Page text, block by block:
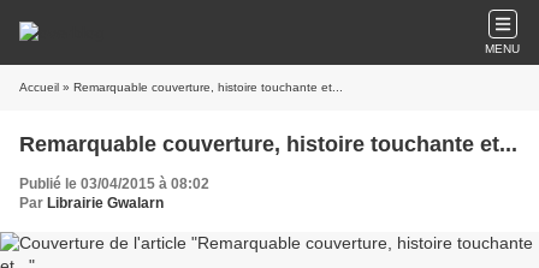
MENU
Accueil » Remarquable couverture, histoire touchante et...
Remarquable couverture, histoire touchante et...
Publié le 03/04/2015 à 08:02
Par Librairie Gwalarn